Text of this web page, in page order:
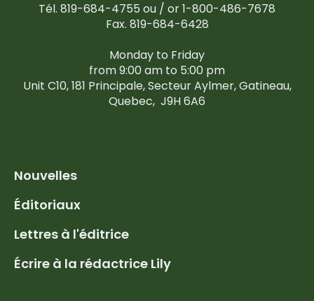
Tél. 819-684-4755 ou / or 1-800-486-7678
Fax. 819-684-6428
Monday to Friday
from 9:00 am to 5:00 pm
Unit C10, 181 Principale, Secteur Aylmer, Gatineau,
Quebec, J9H 6A6
Nouvelles
Éditoriaux
Lettres à l'éditrice
Écrire à la rédactrice Lily